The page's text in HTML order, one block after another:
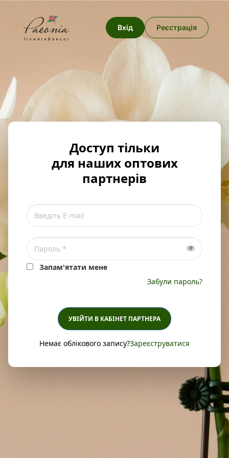
Вхід Реєстрація
Доступ тільки
для наших оптових
партнерів
Запам'ятати мене
Забули пароль?
УВІЙТИ В КАБІНЕТ ПАРТНЕРА
Немає облікового запису?Зареєструватися